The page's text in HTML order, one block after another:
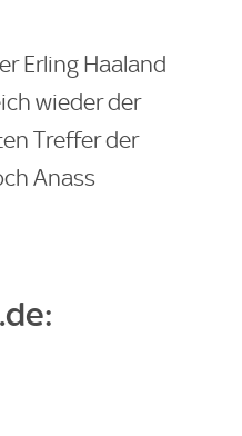
Erling Haaland
wieder der
Treffer der
Anass